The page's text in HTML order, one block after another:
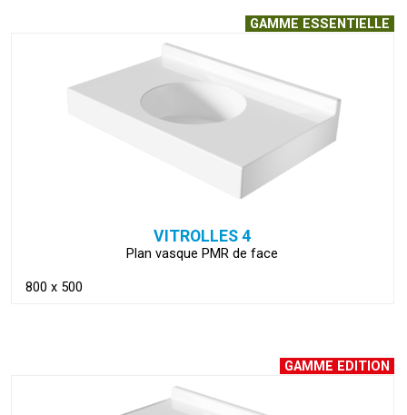
VOIR LA FICHE
GAMME ESSENTIELLE
VITROLLES 4
Plan vasque PMR de face
800 x 500
GAMME EDITION